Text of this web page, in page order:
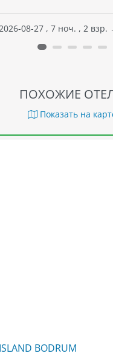
08-27 , 7 ноч. , 2 взр.
ПОХОЖИЕ
Показать на
BODRUM